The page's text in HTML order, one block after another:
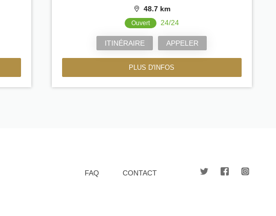
48.7 km
Ouvert 24/24
ITINÉRAIRE APPELER
PLUS D'INFOS
FAQ CONTACT